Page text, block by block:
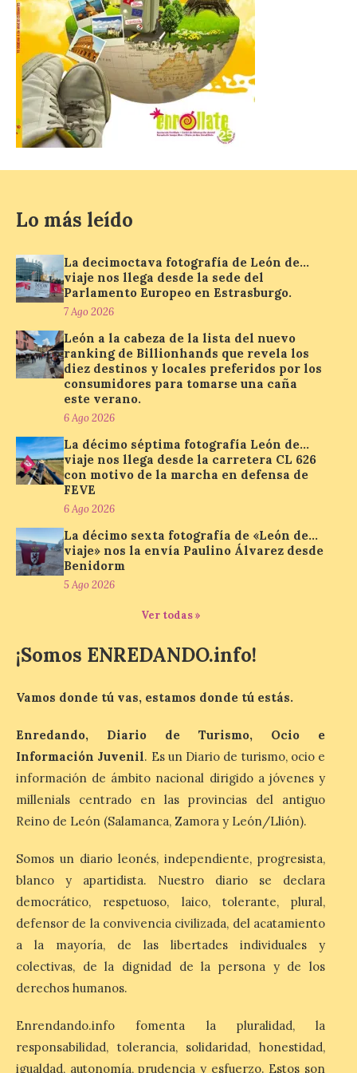
euros del Bono pueden utilizarse tanto
para consumir productos culturales como
[…]
El Gobierno de España
lanza un visor web para
localizar y disfrutar del
eclipse solar del 12 de
posición exacta del Sol y
así localizar el lugar ideal
para observar el eclipse
solar del 12 de agosto de 2026 sin
obstáculos. El visor es una herramienta a
la […]
Paradores renueva su
compromiso con La Vuelta
como patrocinador oficial
7 Ago 2026
La cadena hotelera pública
volverá a estar presente
en la zona de descanso
junto al control de firmas
y, como novedad, en el
Leaders Lounge, dos espacios exclusivos
para los ciclistas. El recorrido de La
Última llamada: Eclipse
Dónde alojarse y a qué
7 Ago 2026
León es la provincia más
económica (116€/noche),
pero también una de las
más agotadas: solo un 4%
Zamora, Palencia y Álava son las
provincias con menos margen: apenas un
1% de los alojamientos siguen libres para
esas […]
El eclipse genera un boom
de reservas hoteleras y
precios desorbitados,
7 Ago 2026
Lo más leído
La decimoctava fotografía de León de…
viaje nos llega desde la sede del
Parlamento Europeo en Estrasburgo.
7 Ago 2026
León a la cabeza de la lista del nuevo
ranking de Billionhands que revela los
diez destinos y locales preferidos por los
consumidores para tomarse una caña
este verano.
6 Ago 2026
La décimo séptima fotografía León de…
viaje nos llega desde la carretera CL 626
con motivo de la marcha en defensa de
FEVE
6 Ago 2026
La décimo sexta fotografía de «León de…
viaje» nos la envía Paulino Álvarez desde
Benidorm
5 Ago 2026
Ver todas »
¡Somos ENREDANDO.info!
Vamos donde tú vas, estamos donde tú estás.
Enredando, Diario de Turismo, Ocio e
Información Juvenil. Es un Diario de turismo, ocio e
información de ámbito nacional dirigido a jóvenes y
millenials centrado en las provincias del antiguo
Reino de León (Salamanca, Zamora y León/Llión).
Somos un diario leonés, independiente, progresista,
blanco y apartidista. Nuestro diario se declara
democrático, respetuoso, laico, tolerante, plural,
defensor de la convivencia civilizada, del acatamiento
a la mayoría, de las libertades individuales y
colectivas, de la dignidad de la persona y de los
derechos humanos.
Enrendando.info fomenta la pluralidad, la
responsabilidad, tolerancia, solidaridad, honestidad,
igualdad, autonomía, prudencia y esfuerzo. Estos son